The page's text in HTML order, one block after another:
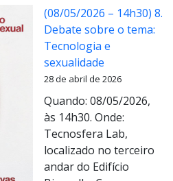
(08/05/2026 – 14h30) 8.
Debate sobre o tema:
Tecnologia e
sexualidade
28 de abril de 2026
Quando: 08/05/2026,
às 14h30. Onde:
Tecnosfera Lab,
localizado no terceiro
andar do Edifício